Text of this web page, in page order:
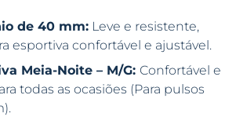
de 40 mm: Leve e resistente,
esportiva confortável e ajustável.
Meia-Noite – M/G: Confortável e
todas as ocasiões (Para pulsos